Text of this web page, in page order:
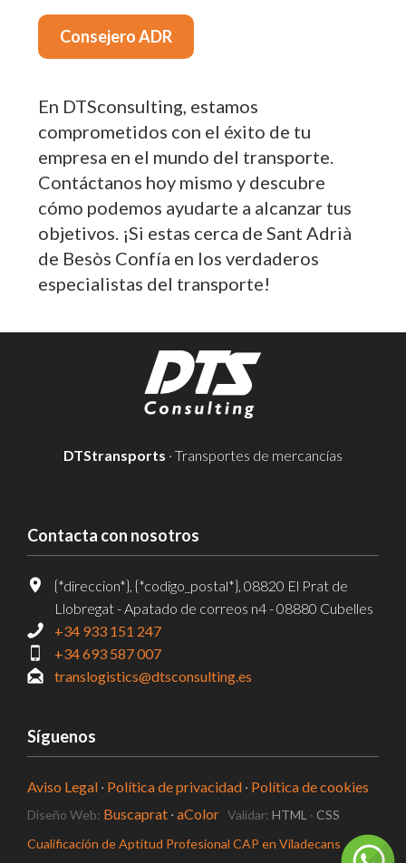
Consejero ADR
En DTSconsulting, estamos
comprometidos con el éxito de tu
empresa en el mundo del transporte.
Contáctanos hoy mismo y descubre
cómo podemos ayudarte a alcanzar tus
objetivos. ¡Si estas cerca de Sant Adrià
de Besòs Confía en los verdaderos
especialistas del transporte!
DTStransports · Transportes de mercancías
Contacta con nosotros
{*direccion*}, {*codigo_postal*}, 08820 El Prat de
Llobregat - Apatado de correos n4 - 08880 Cubelles
+34 933 151 247
+34 693 587 007
translogistics@dtsconsulting.es
Síguenos
Aviso Legal · Política de privacidad · Política de cookies
Diseño Web: Buscaprat · aColor Validar: HTML · CSS
Cualificación de Aptitud Profesional CAP en Viladecans